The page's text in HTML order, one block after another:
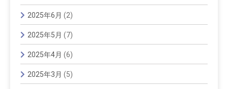
2025年6月 (2)
2025年5月 (7)
2025年4月 (6)
2025年3月 (5)